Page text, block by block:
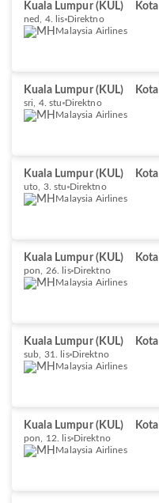
Kuala Lumpur (KUL)
ned, 4. lis Direktno
Malaysia Airlines
Kuala Lumpur (KUL)
sri, 4. stu Direktno
Malaysia Airlines
Kuala Lumpur (KUL)
uto, 3. stu Direktno
Malaysia Airlines
Kuala Lumpur (KUL)
pon, 26. lis Direktno
Malaysia Airlines
Kuala Lumpur (KUL)
sub, 31. lis Direktno
Malaysia Airlines
Kuala Lumpur (KUL)
pon, 12. lis Direktno
Malaysia Airlines